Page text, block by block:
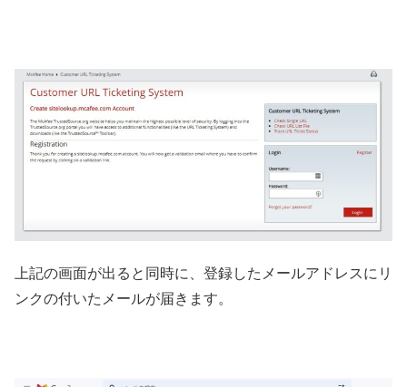
上記の画面が出ると同時に、登録したメールアドレスにリ
ンクの付いたメールが届きます。